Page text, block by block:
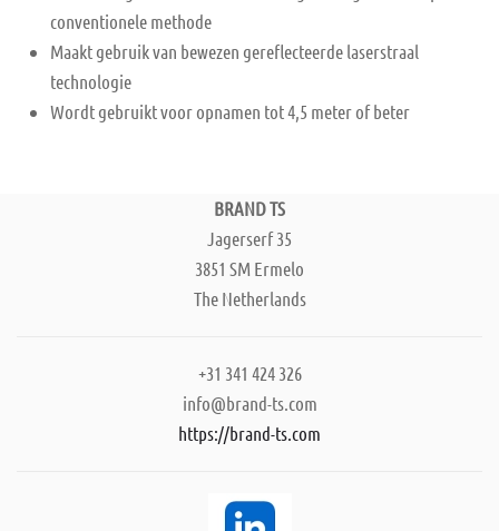
conventionele methode
Maakt gebruik van bewezen gereflecteerde laserstraal
technologie
Wordt gebruikt voor opnamen tot 4,5 meter of beter
BRAND TS
Jagerserf 35
3851 SM Ermelo
The Netherlands
+31 341 424 326
info@brand-ts.com
https://brand-ts.com